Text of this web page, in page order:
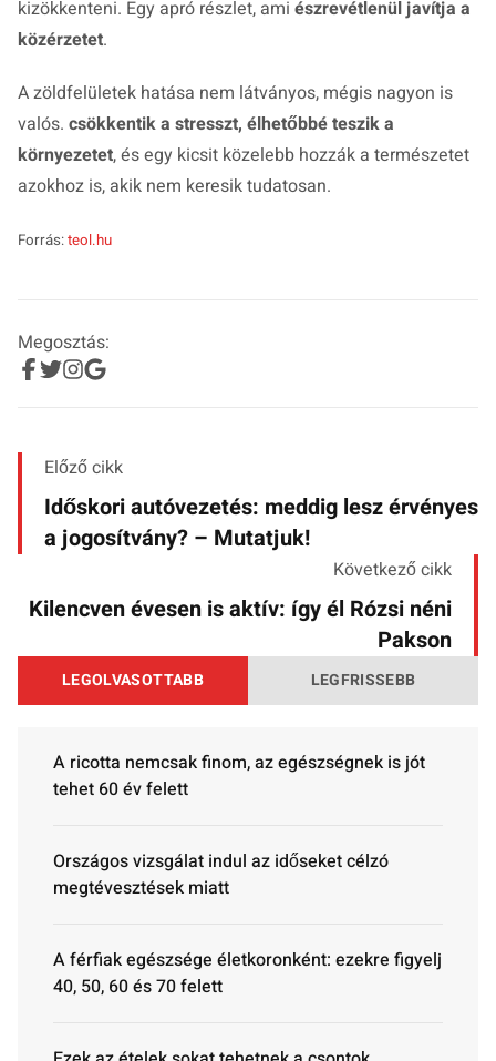
kizökkenteni. Egy apró részlet, ami észrevétlenül javítja a
közérzetet.
A zöldfelületek hatása nem látványos, mégis nagyon is
valós. csökkentik a stresszt, élhetőbbé teszik a
környezetet, és egy kicsit közelebb hozzák a természetet
azokhoz is, akik nem keresik tudatosan.
Forrás:teol.hu
Megosztás:
Előző cikk
Időskori autóvezetés: meddig lesz érvényes
a jogosítvány? – Mutatjuk!
Következő cikk
Kilencven évesen is aktív: így él Rózsi néni
Pakson
LEGOLVASOTTABB LEGFRISSEBB
A ricotta nemcsak finom, az egészségnek is jót
tehet 60 év felett
Országos vizsgálat indul az időseket célzó
megtévesztések miatt
A férfiak egészsége életkoronként: ezekre figyelj
40, 50, 60 és 70 felett